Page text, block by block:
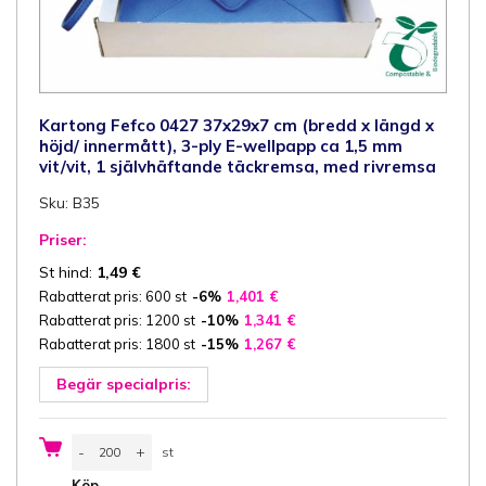
Kartong Fefco 0427 37x29x7 cm (bredd x längd x
höjd/ innermått), 3-ply E-wellpapp ca 1,5 mm
vit/vit, 1 självhäftande täckremsa, med rivremsa
Sku: B35
Priser:
St hind: 1,49 €
Rabatterat pris: 600 st -6% 1,401 €
Rabatterat pris: 1200 st -10% 1,341 €
Rabatterat pris: 1800 st -15% 1,267 €
Begär specialpris:
-
Fefco
+ st